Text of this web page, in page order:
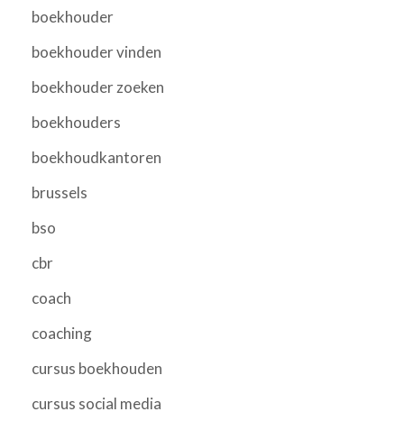
boekhouder
boekhouder vinden
boekhouder zoeken
boekhouders
boekhoudkantoren
brussels
bso
cbr
coach
coaching
cursus boekhouden
cursus social media